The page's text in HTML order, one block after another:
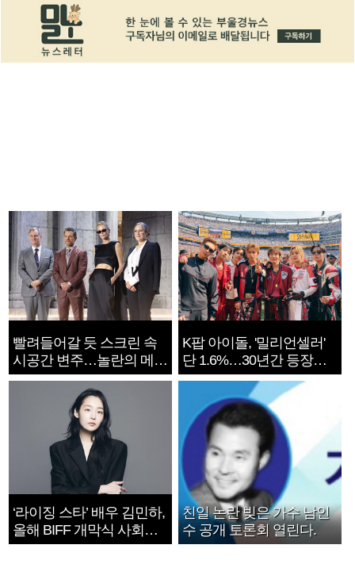
빨려들어갈 듯 스크린 속
시공간 변주…놀란의 메시
지는 ‘전쟁 속죄’
K팝 아이돌, '밀리언셀러'
단 1.6%…30년간 등장
1182개팀 전수조사
‘라이징 스타’ 배우 김민하,
올해 BIFF 개막식 사회자
확정
친일 논란 빚은 가수 남인
수 공개 토론회 열린다.